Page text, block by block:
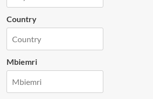
Country
Mbiemri